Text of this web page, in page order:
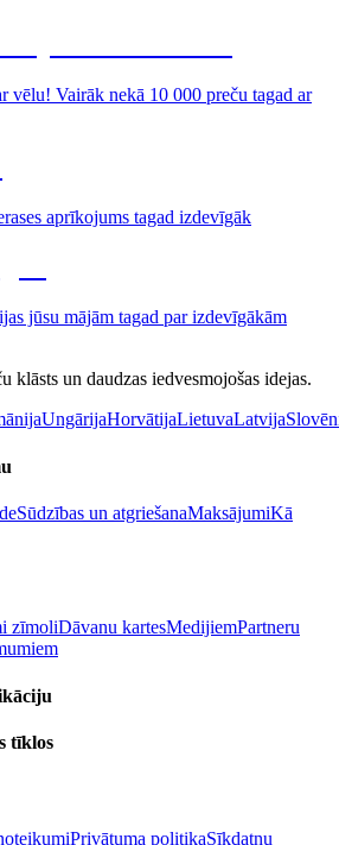
vēlu! Vairāk nekā 10 000 preču tagad ar
aprīkojums tagad izdevīgāk
jūsu mājām tagad par izdevīgākām
klāsts un daudzas iedvesmojošas idejas.
UngārijaHorvātijaLietuvaLatvija
Sūdzības un atgriešanaMaksājumiKā
zīmoliDāvanu kartesMedijiemPartneru
tīklos
Privātuma politikaSīkdatņu